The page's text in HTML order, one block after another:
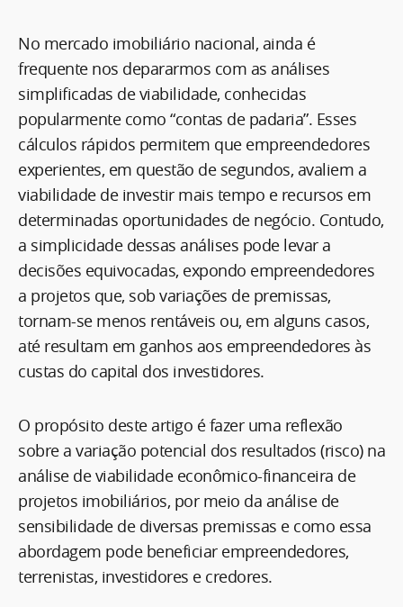
No mercado imobiliário nacional, ainda é
frequente nos depararmos com as análises
simplificadas de viabilidade, conhecidas
popularmente como “contas de padaria”. Esses
cálculos rápidos permitem que empreendedores
experientes, em questão de segundos, avaliem a
viabilidade de investir mais tempo e recursos em
determinadas oportunidades de negócio. Contudo,
a simplicidade dessas análises pode levar a
decisões equivocadas, expondo empreendedores
a projetos que, sob variações de premissas,
tornam-se menos rentáveis ou, em alguns casos,
até resultam em ganhos aos empreendedores às
custas do capital dos investidores.
O propósito deste artigo é fazer uma reflexão
sobre a variação potencial dos resultados (risco) na
análise de viabilidade econômico-financeira de
projetos imobiliários, por meio da análise de
sensibilidade de diversas premissas e como essa
abordagem pode beneficiar empreendedores,
terrenistas, investidores e credores.